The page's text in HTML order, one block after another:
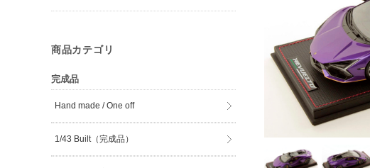
商品カテゴリ
完成品
Hand made / One off
1/43 Built（完成品）